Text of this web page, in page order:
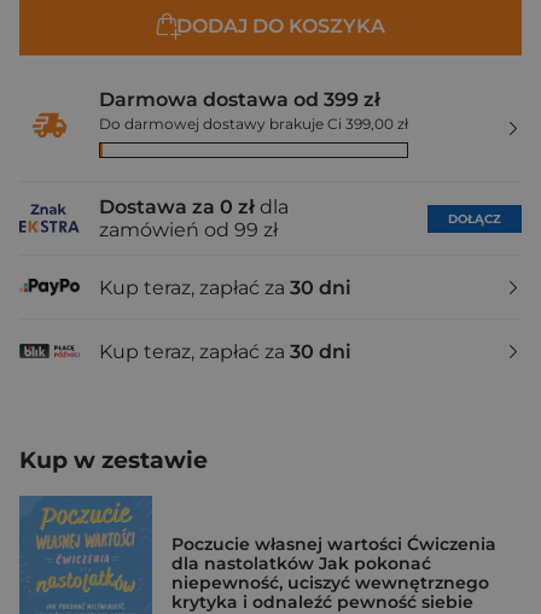
DODAJ DO KOSZYKA
Darmowa dostawa od 399 zł
Do darmowej dostawy brakuje Ci 399,00 zł
Dostawa za 0 zł dla
zamówień od 99 zł
DOŁĄCZ
Kup teraz, zapłać za 30 dni
Kup teraz, zapłać za 30 dni
Kup w zestawie
Poczucie własnej wartości Ćwiczenia
dla nastolatków Jak pokonać
niepewność, uciszyć wewnętrznego
krytyka i odnaleźć pewność siebie